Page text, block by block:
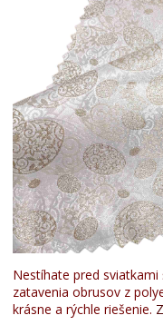
Nestíhate pred sviatkami
zatavenia obrusov z
krásne a rýchle riešenie.